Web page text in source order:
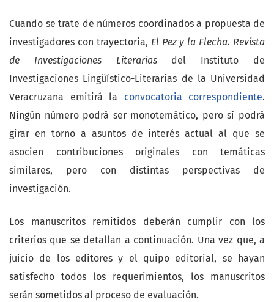
Cuando se trate de números coordinados a propuesta de
investigadores con trayectoria, El Pez y la Flecha. Revista
de Investigaciones Literariasdel Instituto de
Investigaciones Lingüístico-Literarias de la Universidad
Veracruzana emitirá la convocatoria correspondiente.
Ningún número podrá ser monotemático, pero sí podrá
girar en torno a asuntos de interés actual al que se
asocien contribuciones originales con temáticas
similares, pero con distintas perspectivas de
investigación.
Los manuscritos remitidos deberán cumplir con los
criterios que se detallan a continuación. Una vez que, a
juicio de los editores y el quipo editorial, se hayan
satisfecho todos los requerimientos, los manuscritos
serán sometidos al proceso de evaluación.